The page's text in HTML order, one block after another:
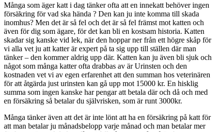
Många som äger katt i dag tänker ofta att en innekatt behöver ingen
försäkring för vad ska hända ? Den kan ju inte komma till skada
inomhus? Men det är så fel och det är så fel främst mot katten och
även för dig som ägare, för det kan bli en kostsam historia. Katten
skadar sig kanske vid lek, när den hoppar ner från ett högre skåp för
vi alla vet ju att katter är expert på ta sig upp till ställen där man
tänker – den kommer aldrig upp där. Katten kan ju även bli sjuk och
något som många katter ofta drabbas av är Urinsten och den
kostnaden vet vi av egen erfarenhet att den summan hos veterinären
för att åtgärda just urinsten kan gå upp mot 15000 kr. En hisklig
summa som ingen kanske har pengar att betala där och då och med
en försäkring så betalar du självrisken, som är runt 3000kr.
Många tänker även att det är inte lönt att ha en försäkring på katt för
att man betalar ju månadsbelopp varje månad och man betalar mer